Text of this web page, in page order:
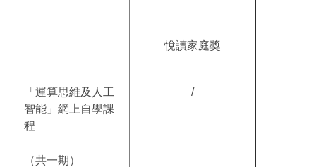
悅讀家庭獎
「運算思維及人工
智能」網上自學課
程
（共一期）
/